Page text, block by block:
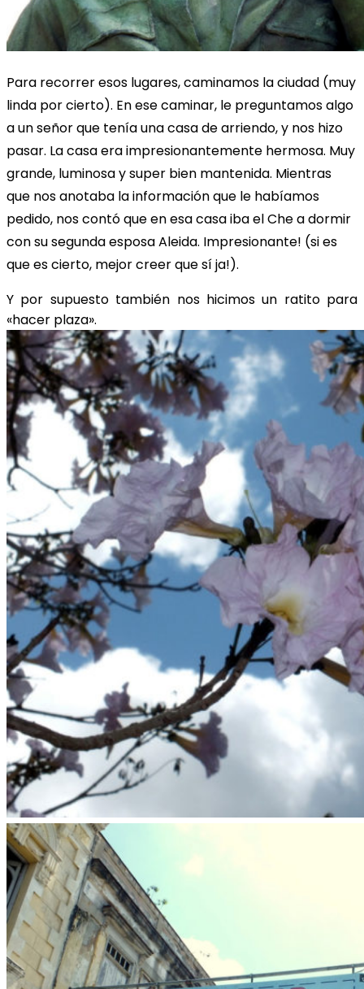
Para recorrer esos lugares, caminamos la ciudad (muy
linda por cierto). En ese caminar, le preguntamos algo
a un señor que tenía una casa de arriendo, y nos hizo
pasar. La casa era impresionantemente hermosa. Muy
grande, luminosa y super bien mantenida. Mientras
que nos anotaba la información que le habíamos
pedido, nos contó que en esa casa iba el Che a dormir
con su segunda esposa Aleida. Impresionante! (si es
que es cierto, mejor creer que sí ja!).
Y por supuesto también nos hicimos un ratito para
«hacer plaza».